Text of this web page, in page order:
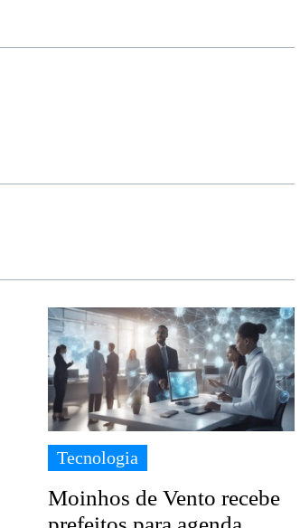
Tecnologia
Moinhos de Vento recebe